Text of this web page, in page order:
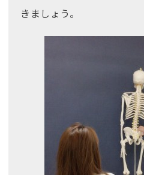
きましょう。